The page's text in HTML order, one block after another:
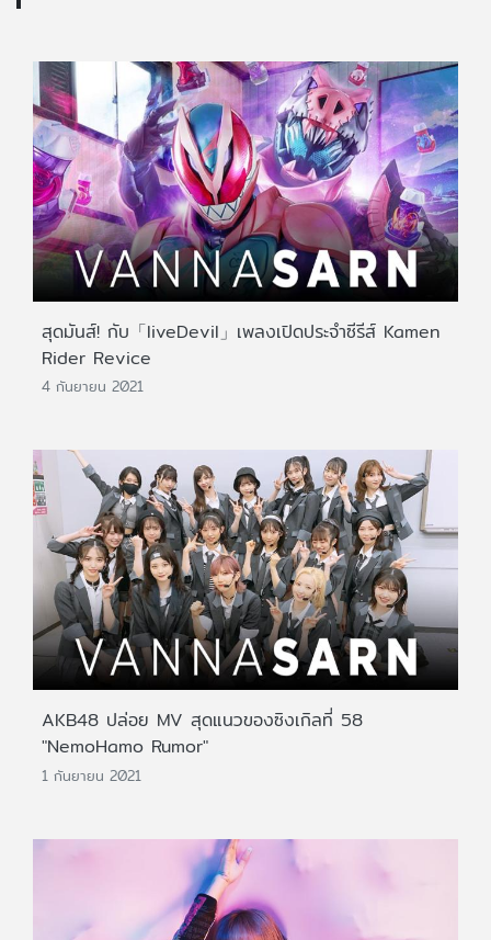
สุดมันส์! กับ「liveDevil」เพลงเปิดประจำซีรีส์ Kamen
Rider Revice
4 กันยายน 2021
AKB48 ปล่อย MV สุดแนวของซิงเกิลที่ 58
"NemoHamo Rumor"
1 กันยายน 2021